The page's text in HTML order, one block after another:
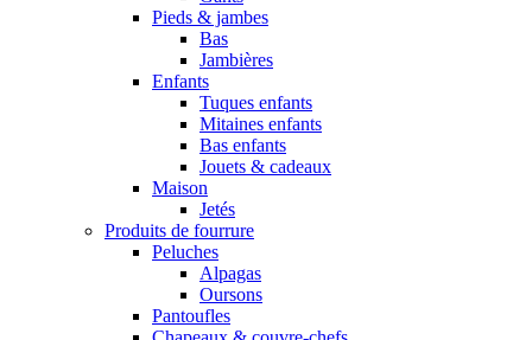
Pieds & jambes
Bas
Jambières
Enfants
Tuques enfants
Mitaines enfants
Bas enfants
Jouets & cadeaux
Maison
Jetés
Produits de fourrure
Peluches
Alpagas
Oursons
Pantoufles